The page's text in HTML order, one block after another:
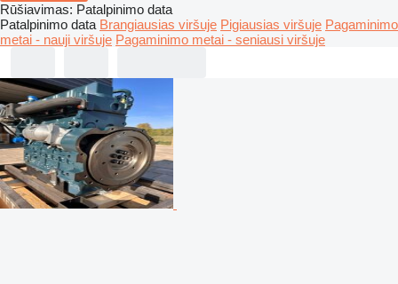
Rūšiavimas: Patalpinimo data
Patalpinimo data Brangiausias viršuje Pigiausias viršuje Pagaminimo
metai - nauji viršuje Pagaminimo metai - seniausi viršuje